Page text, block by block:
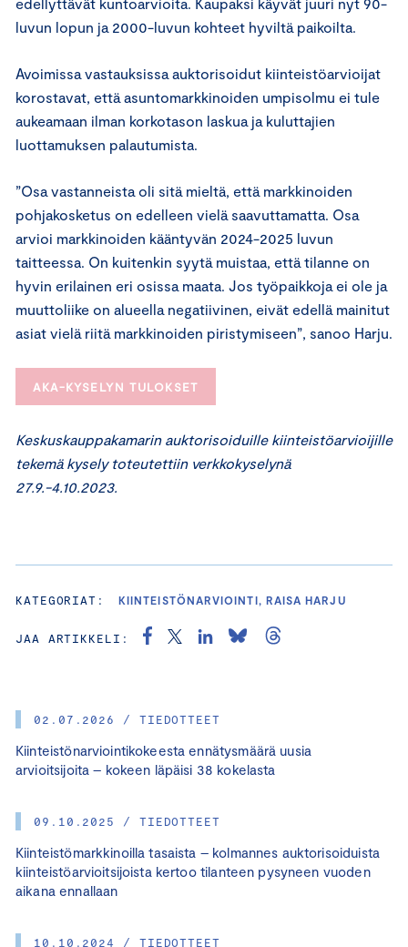
02.07.2026 / TIEDOTTEET
Kiinteistönarviointikokeesta ennätysmäärä uusia
arvioitsijoita – kokeen läpäisi 38 kokelasta
09.10.2025 / TIEDOTTEET
Kiinteistömarkkinoilla tasaista – kolmannes auktorisoiduista
kiinteistöarvioitsijoista kertoo tilanteen pysyneen vuoden
aikana ennallaan
10.10.2024 / TIEDOTTEET
luvun lopun ja 2000-luvun kohteet hyviltä paikoilta.
Avoimissa vastauksissa auktorisoidut kiinteistöarvioijat
korostavat, että asuntomarkkinoiden umpisolmu ei tule
aukeamaan ilman korkotason laskua ja kuluttajien
luottamuksen palautumista.
”Osa vastanneista oli sitä mieltä, että markkinoiden
pohjakosketus on edelleen vielä saavuttamatta. Osa
arvioi markkinoiden kääntyvän 2024-2025 luvun
taitteessa. On kuitenkin syytä muistaa, että tilanne on
hyvin erilainen eri osissa maata. Jos työpaikkoja ei ole ja
muuttoliike on alueella negatiivinen, eivät edellä mainitut
asiat vielä riitä markkinoiden piristymiseen”, sanoo Harju.
AKA-KYSELYN TULOKSET
Keskuskauppakamarin auktorisoiduille kiinteistöarvioijille
tekemä kysely toteutettiin verkkokyselynä
27.9.-4.10.2023.
KATEGORIAT: KIINTEISTÖNARVIOINTI, RAISA HARJU
JAA ARTIKKELI: